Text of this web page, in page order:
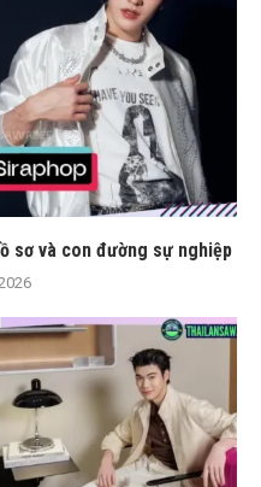
sơ và con đường sự nghiệp